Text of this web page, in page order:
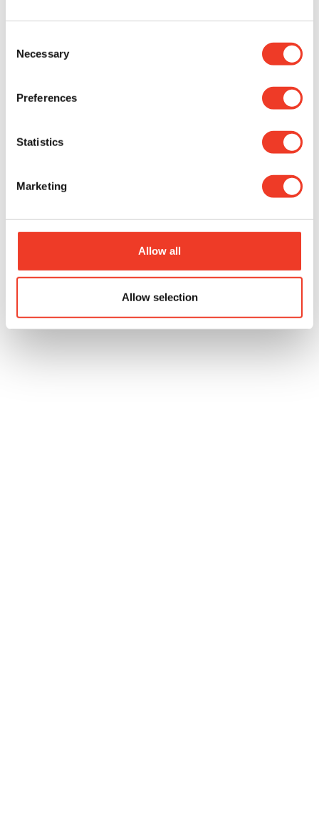
Selection
Necessary
Preferences
Statistics
Marketing
Allow all
Allow selection